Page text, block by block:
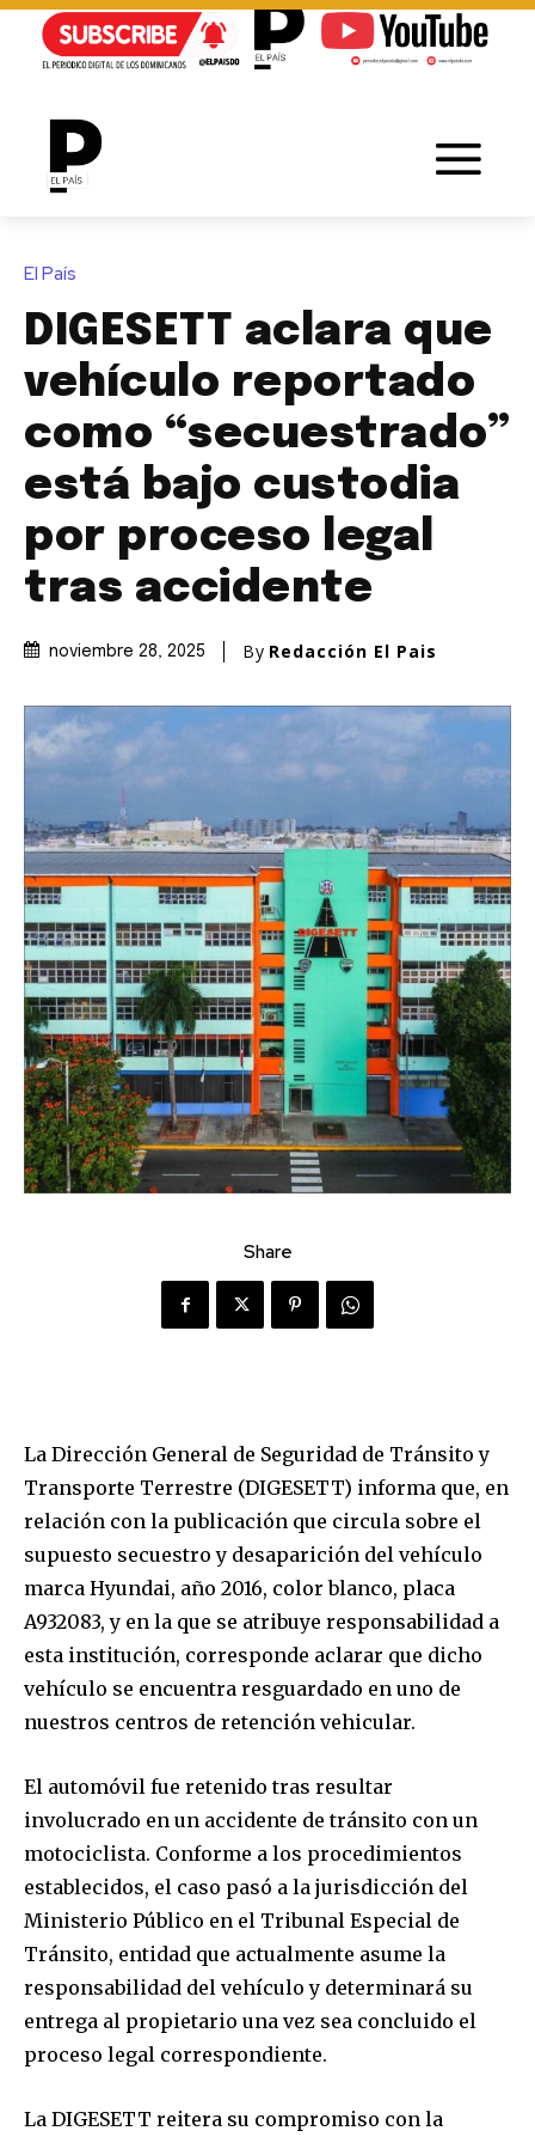
El País
DIGESETT aclara que
vehículo reportado
como “secuestrado”
está bajo custodia
por proceso legal
tras accidente
noviembre 28, 2025 By Redacción El Pais
Share
La Dirección General de Seguridad de Tránsito y
Transporte Terrestre (DIGESETT) informa que, en
relación con la publicación que circula sobre el
supuesto secuestro y desaparición del vehículo
marca Hyundai, año 2016, color blanco, placa
A932083, y en la que se atribuye responsabilidad a
esta institución, corresponde aclarar que dicho
vehículo se encuentra resguardado en uno de
nuestros centros de retención vehicular.
El automóvil fue retenido tras resultar
involucrado en un accidente de tránsito con un
motociclista. Conforme a los procedimientos
establecidos, el caso pasó a la jurisdicción del
Ministerio Público en el Tribunal Especial de
Tránsito, entidad que actualmente asume la
responsabilidad del vehículo y determinará su
entrega al propietario una vez sea concluido el
proceso legal correspondiente.
La DIGESETT reitera su compromiso con la